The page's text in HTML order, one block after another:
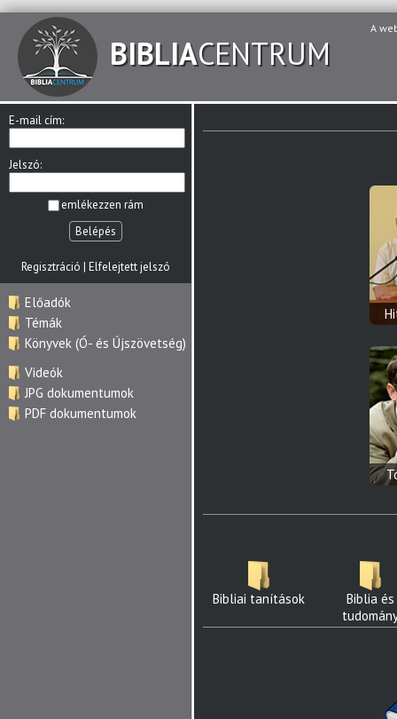
BIBLIACENTRUM
A
E-mail cím:
Jelszó:
emlékezzen rám
Belépés
Regisztráció | Elfelejtett jelszó
Előadók
Témák
Könyvek (Ó- és Újszövetség)
Videók
JPG dokumentumok
PDF dokumentumok
Bibliai tanítások
Biblia és